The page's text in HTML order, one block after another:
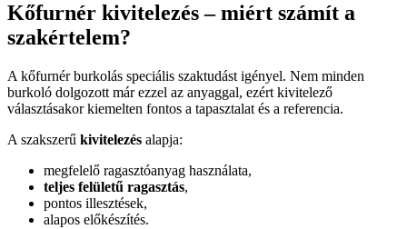
Kőfurnér kivitelezés – miért számít a
szakértelem?
A kőfurnér burkolás speciális szaktudást igényel. Nem minden
burkoló dolgozott már ezzel az anyaggal, ezért kivitelező
választásakor kiemelten fontos a tapasztalat és a referencia.
A szakszerű kivitelezés alapja:
megfelelő ragasztóanyag használata,
teljes felületű ragasztás,
pontos illesztések,
alapos előkészítés.